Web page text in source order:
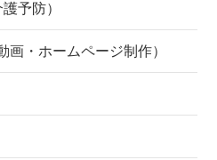
予防）
画・ホームページ制作）